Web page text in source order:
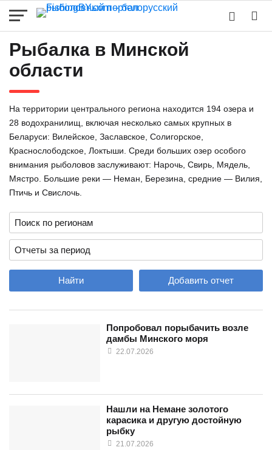
Рыбалка в Минской
области
На территории центрального региона находится 194 озера и
28 водохранилищ, включая несколько самых крупных в
Беларуси: Вилейское, Заславское, Солигорское,
Краснослободское, Локтыши. Среди больших озер особого
внимания рыболовов заслуживают: Нарочь, Свирь, Мядель,
Мястро. Большие реки — Неман, Березина, средние — Вилия,
Птичь и Свислочь.
Найти Добавить отчет
Попробовал порыбачить возле
дамбы Минского моря
22.07.2026
Нашли на Немане золотого
карасика и другую достойную
рыбку
21.07.2026